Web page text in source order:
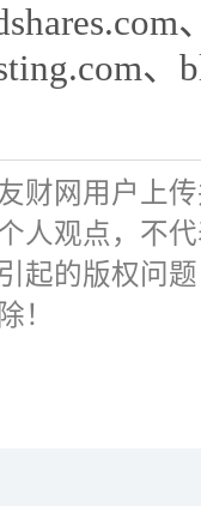
、
财网用户上
人观点，不
起的版权问
！